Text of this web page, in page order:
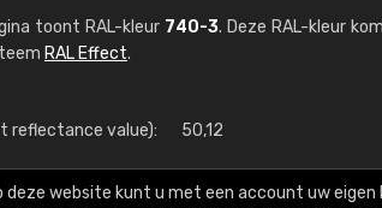
toont RAL-kleur 740-3. Deze RAL-kleur
RAL Effect.
reflectance value): 50,12
deze website kunt u met een account uw eigen